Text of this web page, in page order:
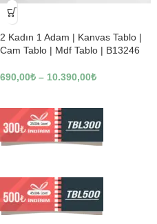
-23%
2 Kadın 1 Adam | Kanvas Tablo |
Cam Tablo | Mdf Tablo | B13246
690,00₺ – 10.390,00₺